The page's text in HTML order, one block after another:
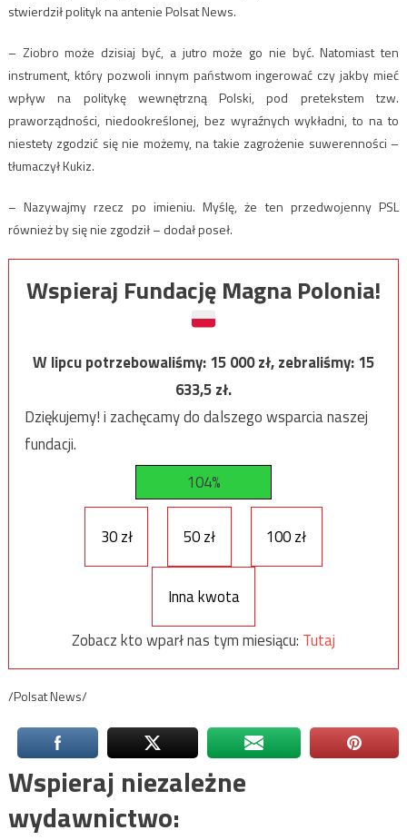
stwierdził polityk na antenie Polsat News.
– Ziobro może dzisiaj być, a jutro może go nie być. Natomiast ten
instrument, który pozwoli innym państwom ingerować czy jakby mieć
wpływ na politykę wewnętrzną Polski, pod pretekstem tzw.
praworządności, niedookreślonej, bez wyraźnych wykładni, to na to
niestety zgodzić się nie możemy, na takie zagrożenie suwerenności –
tłumaczył Kukiz.
– Nazywajmy rzecz po imieniu. Myślę, że ten przedwojenny PSL
również by się nie zgodził – dodał poseł.
Wspieraj Fundację Magna Polonia!
W lipcu potrzebowaliśmy:15 000zł, zebraliśmy:15
633,5zł.
Dziękujemy! i zachęcamy do dalszego wsparcia naszej
fundacji.
104%
30 zł 50 zł 100 zł
Inna kwota
Zobacz kto wparł nas tym miesiącu: Tutaj
/Polsat News/
Wspieraj niezależne
wydawnictwo: